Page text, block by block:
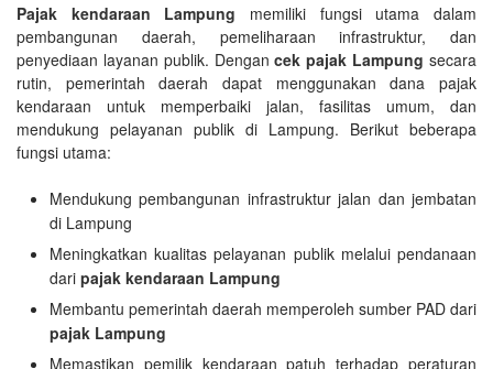
Pajak kendaraan Lampung memiliki fungsi utama dalam
pembangunan daerah, pemeliharaan infrastruktur, dan
penyediaan layanan publik. Dengancek pajak Lampung secara
rutin, pemerintah daerah dapat menggunakan dana pajak
kendaraan untuk memperbaiki jalan, fasilitas umum, dan
mendukung pelayanan publik di Lampung. Berikut beberapa
fungsi utama:
Mendukung pembangunan infrastruktur jalan dan jembatan
di Lampung
Meningkatkan kualitas pelayanan publik melalui pendanaan
dari pajak kendaraan Lampung
Membantu pemerintah daerah memperoleh sumber PAD dari
pajak Lampung
Memastikan pemilik kendaraan patuh terhadap peraturan